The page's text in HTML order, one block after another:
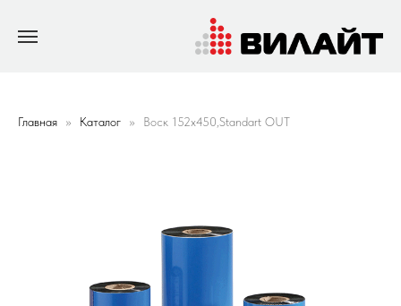
Главная Каталог Воск 152х450,Standart OUT